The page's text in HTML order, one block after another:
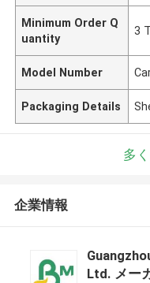
Minimum Order Q
uantity
3
Model Number
Packaging Details
多
企業情報
Ltd. メー